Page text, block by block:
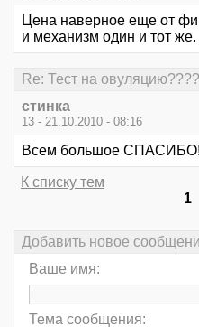
Цена наверное еще от
и механизм один и тот же.
Re: Тест на
стинка
13 - 21.10.2010 - 08:16
Всем большое СПАСИБО!
К списку тем
1
Добавить новое
Ваше имя:
Тема сообщения: